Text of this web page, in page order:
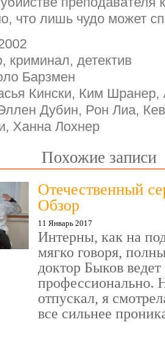
что лишь чудо может
криминал, детектив
Барзмен
Кински, Ким Шранер,
Дубин, Рон Лиа,
Ханна Лохнер
Похожие записи
Отечественный
Обзор
11 Январь 2017
Интерны, как на
мягко говоря,
доктор Быков ведет
профессионально.
отпускал, я
все сильнее